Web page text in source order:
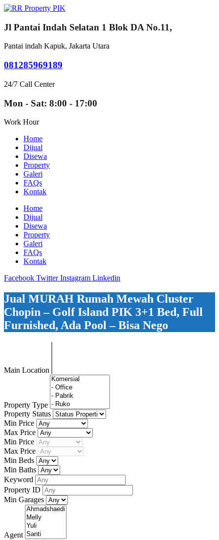
Jl Pantai Indah Selatan 1 Blok DA No.11,
Pantai indah Kapuk, Jakarta Utara
081285969189
24/7 Call Center
Mon - Sat: 8:00 - 17:00
Work Hour
Home
Dijual
Disewa
Property
Galeri
FAQs
Kontak
Home
Dijual
Disewa
Property
Galeri
FAQs
Kontak
Facebook Twitter Instagram Linkedin
Jual MURAH Rumah Mewah Cluster
Chopin – Golf Island PIK 3+1 Bed, Full
Furnished, Ada Pool – Bisa Nego
Main Location
Property Type
Property Status
Min Price
Max Price
Min Price
Max Price
Min Beds
Min Baths
Keyword
Property ID
Min Garages
Agent